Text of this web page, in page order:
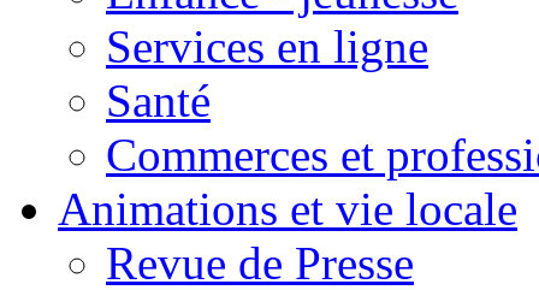
Services en ligne
Santé
Commerces et
Animations et vie locale
Revue de Presse